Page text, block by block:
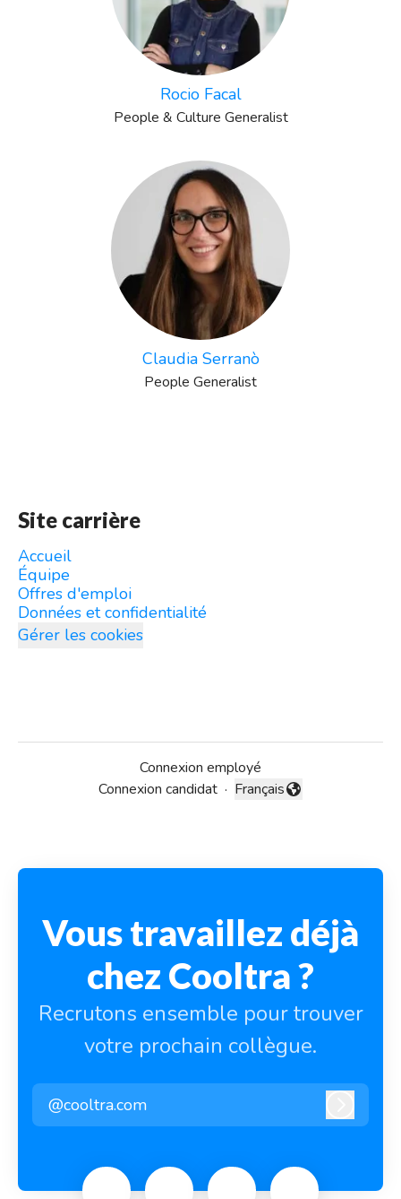
Rocio Facal
People & Culture Generalist
Claudia Serranò
People Generalist
Site carrière
Accueil
Équipe
Offres d'emploi
Données et confidentialité
Gérer les cookies
Connexion employé
Connexion candidat · Changer la langue
Français
Vous travaillez déjà
chez Cooltra ?
Recrutons ensemble pour trouver
votre prochain collègue.
@cooltra.com